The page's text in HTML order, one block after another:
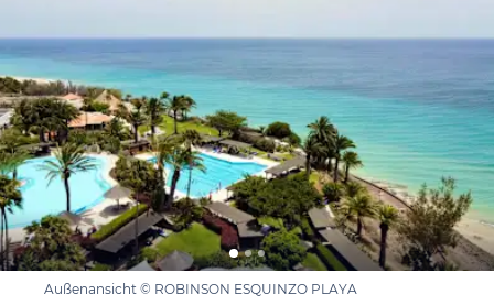
Außenansicht © ROBINSON ESQUINZO PLAYA